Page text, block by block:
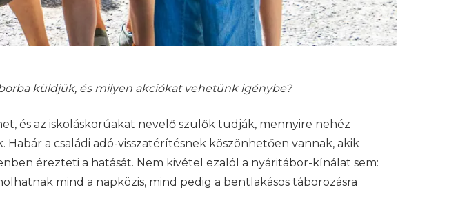
küldjük, és milyen akciókat vehetünk igénybe?
és az iskoláskorúakat nevelő szülők tudják, mennyire nehéz
a családi adó-visszatérítésnek köszönhetően vannak, akik
érezteti a hatását. Nem kivétel ezalól a nyáritábor-kínálat sem:
mind a napközis, mind pedig a bentlakásos táborozásra